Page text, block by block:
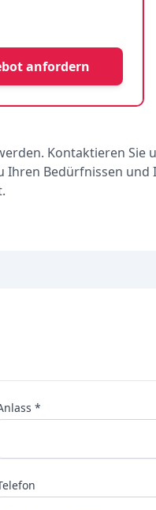
anfordern
Kontaktieren Sie
Ihren Bedürfnissen und
*